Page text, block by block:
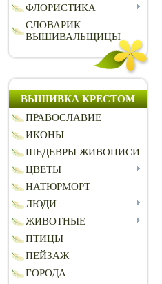
ФЛОРИСТИКА
СЛОВАРИК
ВЫШИВАЛЬЩИЦЫ
ВЫШИВКА КРЕСТОМ
ПРАВОСЛАВИЕ
ИКОНЫ
ШЕДЕВРЫ ЖИВОПИСИ
ЦВЕТЫ
НАТЮРМОРТ
ЛЮДИ
ЖИВОТНЫЕ
ПТИЦЫ
ПЕЙЗАЖ
ГОРОДА